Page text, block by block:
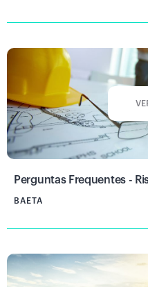
Perguntas Frequentes -
BAETA